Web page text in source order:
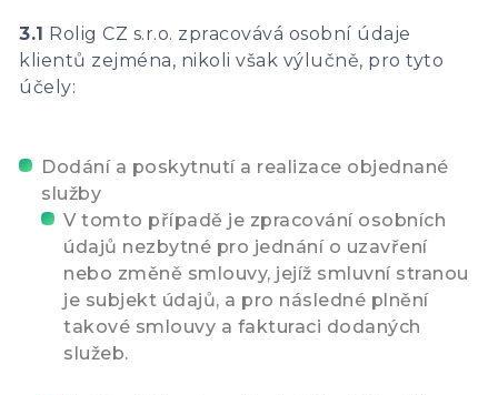
3.1 Rolig CZ s.r.o. zpracovává osobní údaje
klientů zejména, nikoli však výlučně, pro tyto
účely:
Dodání a poskytnutí a realizace objednané
služby
V tomto případě je zpracování osobních
údajů nezbytné pro jednání o uzavření
nebo změně smlouvy, jejíž smluvní stranou
je subjekt údajů, a pro následné plnění
takové smlouvy a fakturaci dodaných
služeb.